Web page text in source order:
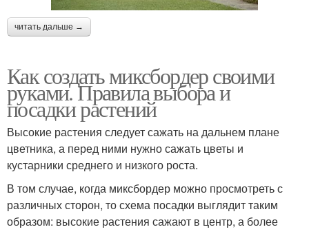
читать дальше →
Как создать миксбордер своими
руками. Правила выбора и
посадки растений
Высокие растения следует сажать на дальнем плане
цветника, а перед ними нужно сажать цветы и
кустарники среднего и низкого роста.
В том случае, когда миксбордер можно просмотреть с
различных сторон, то схема посадки выглядит таким
образом: высокие растения сажают в центр, а более